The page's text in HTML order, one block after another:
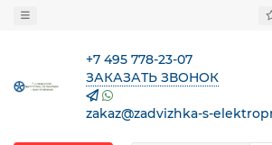
+7 495 778-23-07
ЗАКАЗАТЬ ЗВОНОК
zakaz@zadvizhka-s-